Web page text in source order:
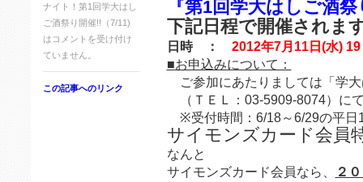
ナイト！第1回学大はし
ご酒祭り開催!!（7/11)
は コメントを受け付け
ていません。
この記事へのリンク
『第1回学大はしご酒祭
下記日程で開催されま
日時 ：
2012年7月11日(水) 19
■お申込みについて：
ご参加にあたりましては「学
（ＴＥＬ：03-5909-8074）に
※受付時間：6/18～6/29の平
サイモンズカード会員
なんと
サイモンズカード会員なら、
２